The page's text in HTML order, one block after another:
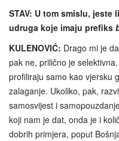
STAV: U tom smislu,
udruga koje imaju prefiks
KULENOVIĆ: Drago mi je
pak ne, prilično je
profiliraju samo kao vjersku
zalaganje. Ukoliko, pak,
samosvijest i
koji nam je dat, onda je i
dobrih primjera, poput